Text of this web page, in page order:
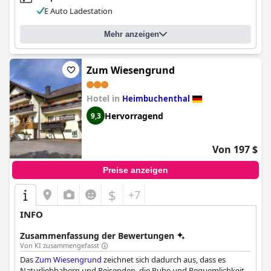
bietet dasNaturhotel Rügers Forstgut
Erlebnis, das die Gäste zufrieden und gestärkt zurücklässt.
E Auto Ladestation
Mehr anzeigen
Zum Wiesengrund
Hotel in Heimbuchenthal
9,3 Hervorragend
Von 197 $
Preise anzeigen
$ +7
INFO
Zusammenfassung der Bewertungen
Von KI zusammengefasst
DasZum Wiesengrund zeichnet sich dadurch aus, dass es